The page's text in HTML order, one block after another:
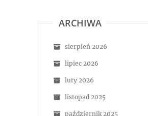
ARCHIWA
sierpień 2026
lipiec 2026
luty 2026
listopad 2025
październik 2025